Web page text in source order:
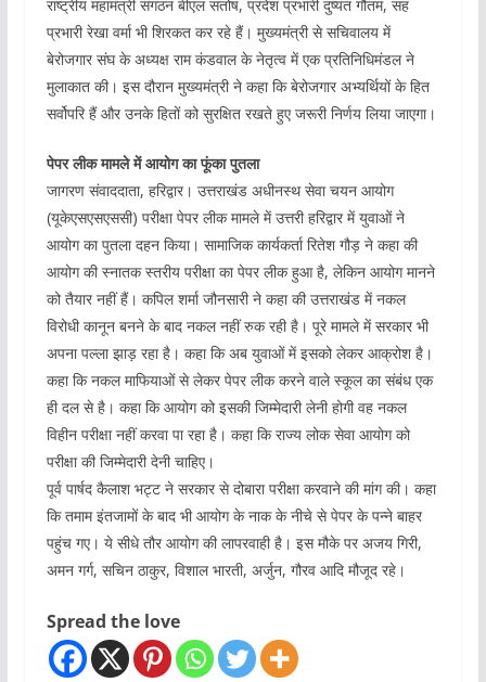
राष्ट्रीय महामंत्री संगठन बीएल संतोष, प्रदेश प्रभारी दुष्यंत गौतम, सह
प्रभारी रेखा वर्मा भी शिरकत कर रहे हैं। मुख्यमंत्री से सचिवालय में
बेरोजगार संघ के अध्यक्ष राम कंडवाल के नेतृत्व में एक प्रतिनिधिमंडल ने
मुलाकात की। इस दौरान मुख्यमंत्री ने कहा कि बेरोजगार अभ्यर्थियों के हित
सर्वोपरि हैं और उनके हितों को सुरक्षित रखते हुए जरूरी निर्णय लिया जाएगा।
पेपर लीक मामले में आयोग का फूंका पुतला
जागरण संवाददाता, हरिद्वार। उत्तराखंड अधीनस्थ सेवा चयन आयोग
(यूकेएसएसएससी) परीक्षा पेपर लीक मामले में उत्तरी हरिद्वार में युवाओं ने
आयोग का पुतला दहन किया। सामाजिक कार्यकर्ता रितेश गौड़ ने कहा की
आयोग की स्नातक स्तरीय परीक्षा का पेपर लीक हुआ है, लेकिन आयोग मानने
को तैयार नहीं हैं। कपिल शर्मा जौनसारी ने कहा की उत्तराखंड में नकल
विरोधी कानून बनने के बाद नकल नहीं रुक रही है। पूरे मामले में सरकार भी
अपना पल्ला झाड़ रहा है। कहा कि अब युवाओं में इसको लेकर आक्रोश है।
कहा कि नकल माफियाओं से लेकर पेपर लीक करने वाले स्कूल का संबंध एक
ही दल से है। कहा कि आयोग को इसकी जिम्मेदारी लेनी होगी वह नकल
विहीन परीक्षा नहीं करवा पा रहा है। कहा कि राज्य लोक सेवा आयोग को
परीक्षा की जिम्मेदारी देनी चाहिए।
पूर्व पार्षद कैलाश भट्ट ने सरकार से दोबारा परीक्षा करवाने की मांग की। कहा
कि तमाम इंतजामों के बाद भी आयोग के नाक के नीचे से पेपर के पन्ने बाहर
पहुंच गए। ये सीधे तौर आयोग की लापरवाही है। इस मौके पर अजय गिरी,
अमन गर्ग, सचिन ठाकुर, विशाल भारती, अर्जुन, गौरव आदि मौजूद रहे।
Spread the love